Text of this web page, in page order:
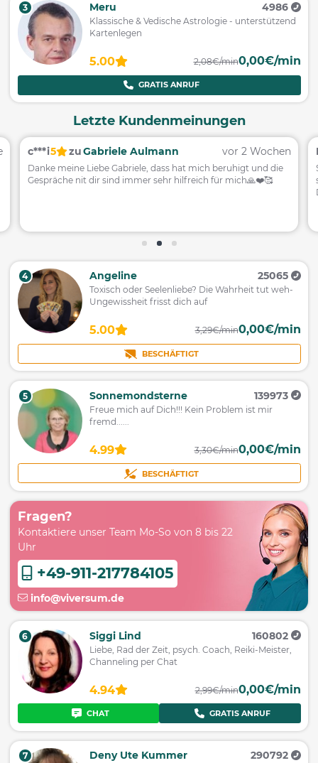
Letzte Kundenmeinungen
c***i5 zuGabriele Aulmann vor 2 Wochen
Danke meine Liebe Gabriele, dass hat mich beruhigt und die
Gespräche nit dir sind immer sehr hilfreich für mich🙏❤️🥰
Fragen?
Kontaktiere unser Team Mo-So von 8 bis 22
Uhr
+49-911-217784105
info@viversum.de
3 Meru 4986
Klassische & Vedische Astrologie - unterstützend
Kartenlegen
5.00 2,08€/min0,00€/min
GRATIS ANRUF
4 Angeline 25065
Toxisch oder Seelenliebe? Die Wahrheit tut weh-
Ungewissheit frisst dich auf
5.00 3,29€/min0,00€/min
BESCHÄFTIGT
5 Sonnemondsterne 139973
Freue mich auf Dich!!! Kein Problem ist mir
fremd......
4.99 3,30€/min0,00€/min
BESCHÄFTIGT
6 Siggi Lind 160802
Liebe, Rad der Zeit, psych. Coach, Reiki-Meister,
Channeling per Chat
4.94 2,99€/min0,00€/min
CHAT GRATIS ANRUF
7 Deny Ute Kummer 290792